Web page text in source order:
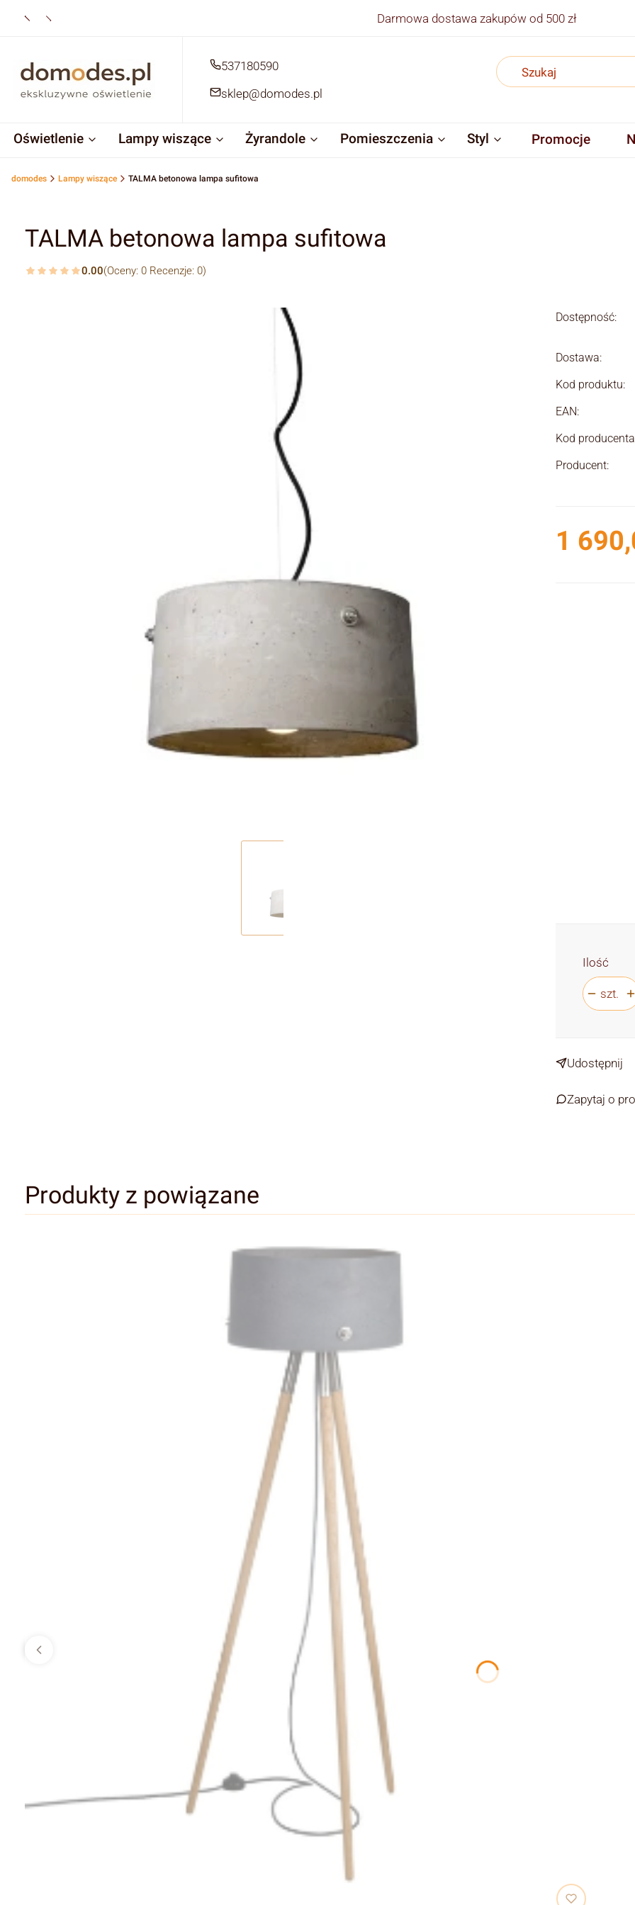
Darmowa dostawa zakupów od 500 zł
537180590
sklep@domodes.pl
Oświetlenie Lampy wiszące Żyrandole Pomieszczenia Styl Promocje
domodes Lampy wiszące TALMA betonowa lampa sufitowa
TALMA betonowa lampa sufitowa
0.00(Oceny: 0 Recenzje: 0)
Dostępność:
Dostawa:
Kod produktu:
EAN:
Kod
Producent:
Cena
1
Ilość
szt.
Udostępnij
Zapytaj o
Produkty z powiązane